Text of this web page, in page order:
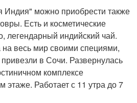
можно приобрести также
Есть и косметические
легендарный индийский чай.
на весь мир своими специями,
в Сочи. Развернулась
комплексе
Работает с 11 утра до 7